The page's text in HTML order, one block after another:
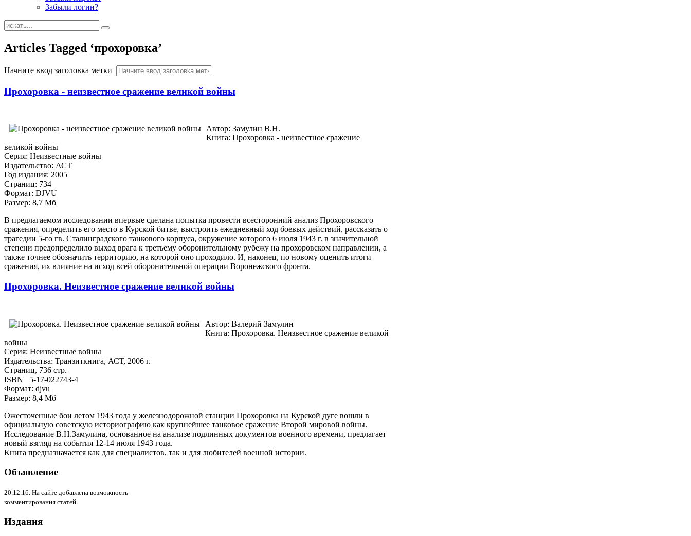
Забыли логин?
Articles Tagged ‘прохоровка’
Начните ввод заголовка метки
Прохоровка - неизвестное сражение великой войны
Автор: Замулин В.Н.
Книга: Прохоровка - неизвестное сражение
великой войны
Серия: Неизвестные войны
Издательство: АСТ
Год издания: 2005
Страниц: 734
Формат: DJVU
Размер: 8,7 Мб
В предлагаемом исследовании впервые сделана попытка провести всесторонний анализ Прохоровского
сражения, определить его место в Курской битве, выстроить ежедневный ход боевых действий, рассказать о
трагедии 5-го гв. Сталинградского танкового корпуса, окружение которого 6 июля 1943 г. в значительной
степени предопределило выход врага к третьему оборонительному рубежу на прохоровском направлении, а
также точнее обозначить территорию, на которой оно проходило. И, наконец, по новому оценить итоги
сражения, их влияние на исход всей оборонительной операции Воронежского фронта.
Прохоровка. Неизвестное сражение великой войны
Автор: Валерий Замулин
Книга: Прохоровка. Неизвестное сражение великой
войны
Серия: Неизвестные войны
Издательства: Транзиткнига, АСТ, 2006 г.
Страниц, 736 стр.
ISBN 5-17-022743-4
Формат: djvu
Размер: 8,4 Мб
Ожесточенные бои летом 1943 года у железнодорожной станции Прохоровка на Курской дуге вошли в
официальную советскую историографию как крупнейшее танковое сражение Второй мировой войны.
Исследование В.Н.Замулина, основанное на анализе подлинных документов военного времени, предлагает
новый взгляд на события 12-14 июля 1943 года.
Книга предназначается как для специалистов, так и для любителей военной истории.
Объявление
20.12.16. На сайте добавлена возможность
комментирования статей
Издания